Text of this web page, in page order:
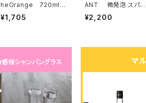
heOrange 720ml
芋焼酎
¥1,705
ANT 微発泡 スパー
クリング日本酒 720ml
¥2,200